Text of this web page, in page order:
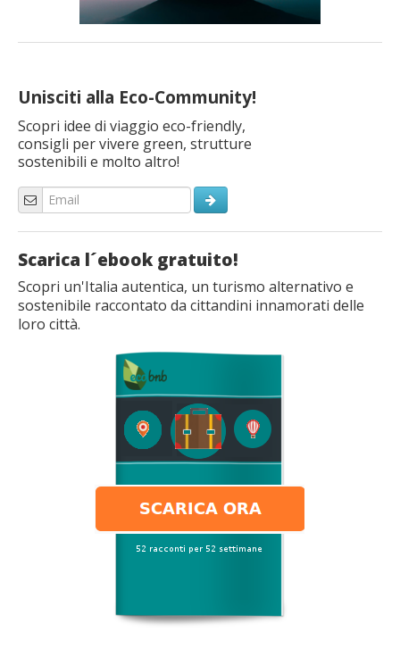
Unisciti alla Eco-Community!
Scopri idee di viaggio eco-friendly,
consigli per vivere green, strutture
sostenibili e molto altro!
Scarica l´ebook gratuito!
Scopri un'Italia autentica, un turismo alternativo e
sostenibile raccontato da cittandini innamorati delle
loro città.